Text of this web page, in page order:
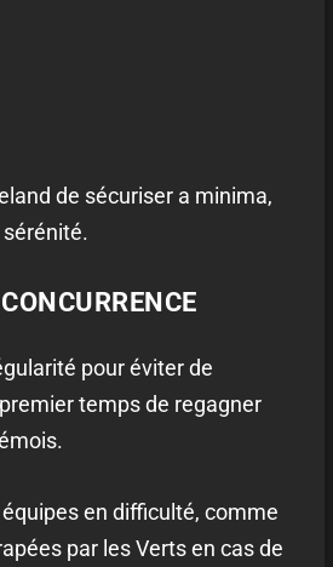
de sécuriser a minima,
pour éviter de
temps de regagner
en difficulté, comme
par les Verts en cas de